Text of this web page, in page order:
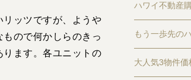
ッツですが、ようや
ので何かしらのきっ
ます。各ユニットの
ハワイ不動産
もう一歩先の
大人気3物件価